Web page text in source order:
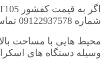
شماره 09122937578 تماس حاصل فرمائید.
محیط هایی با مساحت بالا
وسیله دستگاه های